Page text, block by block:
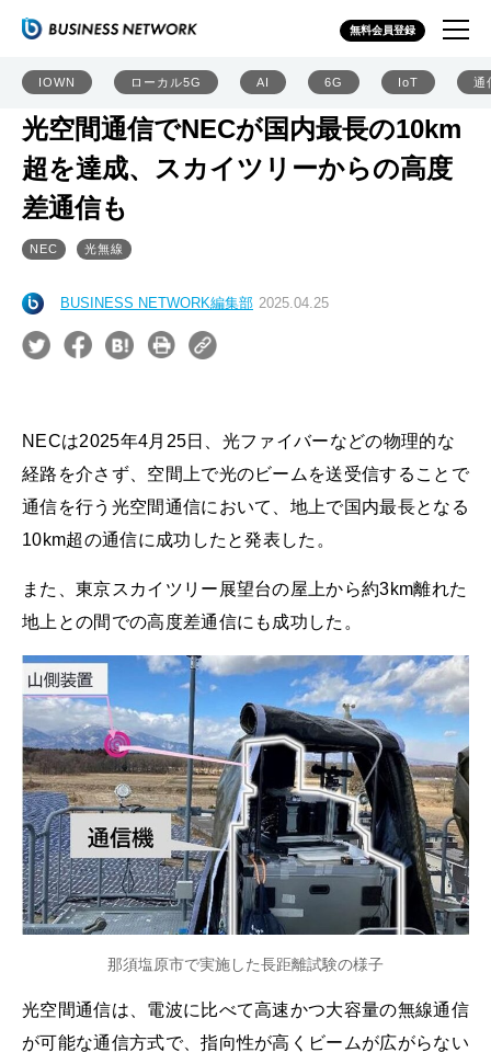
無料会員登録
IOWN ローカル5G AI 6G IoT 通
光空間通信でNECが国内最長の10km
超を達成、スカイツリーからの高度
差通信も
NEC 光無線
BUSINESS NETWORK編集部 2025.04.25
NECは2025年4月25日、光ファイバーなどの物理的な
経路を介さず、空間上で光のビームを送受信することで
通信を行う光空間通信において、地上で国内最長となる
10km超の通信に成功したと発表した。
また、東京スカイツリー展望台の屋上から約3km離れた
地上との間での高度差通信にも成功した。
那須塩原市で実施した長距離試験の様子
光空間通信は、電波に比べて高速かつ大容量の無線通信
が可能な通信方式で、指向性が高くビームが広がらない